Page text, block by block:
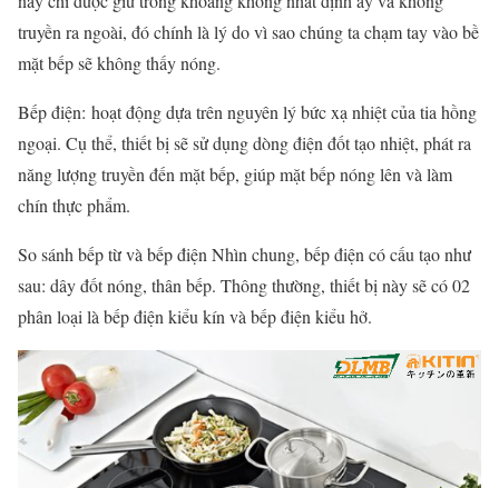
truyền ra ngoài, đó chính là lý do vì sao chúng ta chạm tay vào bề
mặt bếp sẽ không thấy nóng.
Bếp điện: hoạt động dựa trên nguyên lý bức xạ nhiệt của tia hồng
ngoại. Cụ thể, thiết bị sẽ sử dụng dòng điện đốt tạo nhiệt, phát ra
năng lượng truyền đến mặt bếp, giúp mặt bếp nóng lên và làm
chín thực phẩm.
So sánh bếp từ và bếp điện Nhìn chung, bếp điện có cấu tạo như
sau: dây đốt nóng, thân bếp. Thông thường, thiết bị này sẽ có 02
phân loại là bếp điện kiểu kín và bếp điện kiểu hở.